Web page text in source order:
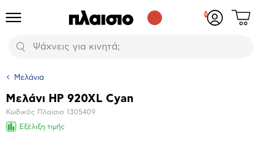
Προϊόντα
Αναζήτηση
Δες
Μελάνια
Βασικά
χαρακτηριστικά
Μελάνι HP 920XL Cyan
Κωδικός Πλαίσιο 1305409
Εξέλιξη τιμής